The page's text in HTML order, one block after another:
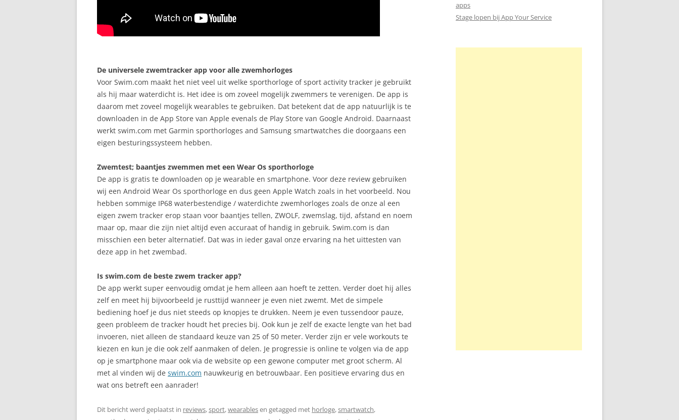
De universele zwemtracker app voor alle zwemhorloges
Voor Swim.com maakt het niet veel uit welke sporthorloge of sport activity tracker je gebruikt
als hij maar waterdicht is. Het idee is om zoveel mogelijk zwemmers te verenigen. De app is
daarom met zoveel mogelijk wearables te gebruiken. Dat betekent dat de app natuurlijk is te
downloaden in de App Store van Apple evenals de Play Store van Google Android. Daarnaast
werkt swim.com met Garmin sporthorloges and Samsung smartwatches die doorgaans een
eigen besturingssysteem hebben.
Zwemtest; baantjes zwemmen met een Wear Os sporthorloge
De app is gratis te downloaden op je wearable en smartphone. Voor deze review gebruiken
wij een Android Wear Os sporthorloge en dus geen Apple Watch zoals in het voorbeeld. Nou
hebben sommige IP68 waterbestendige / waterdichte zwemhorloges zoals de onze al een
eigen zwem tracker erop staan voor baantjes tellen, ZWOLF, zwemslag, tijd, afstand en noem
maar op, maar die zijn niet altijd even accuraat of handig in gebruik. Swim.com is dan
misschien een beter alternatief. Dat was in ieder gaval onze ervaring na het uittesten van
deze app in het zwembad.
Is swim.com de beste zwem tracker app?
De app werkt super eenvoudig omdat je hem alleen aan hoeft te zetten. Verder doet hij alles
zelf en meet hij bijvoorbeeld je rusttijd wanneer je even niet zwemt. Met de simpele
bediening hoef je dus niet steeds op knopjes te drukken. Neem je even tussendoor pauze,
geen probleem de tracker houdt het precies bij. Ook kun je zelf de exacte lengte van het bad
invoeren, niet alleen de standaard keuze van 25 of 50 meter. Verder zijn er vele workouts te
kiezen en kun je die ook zelf aanmaken of delen. Je progressie is online te volgen via de app
op je smartphone maar ook via de website op een gewone computer met groot scherm. Al
met al vinden wij de swim.com nauwkeurig en betrouwbaar. Een positieve ervaring dus en
wat ons betreft een aanrader!
Dit bericht werd geplaatst in reviews,sport,wearablesen getagged met horloge,smartwatch,
apps
Stage lopen bij App Your Service